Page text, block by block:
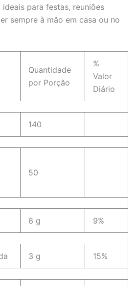
ideais para festas, reuniões
sempre à mão em casa ou no
Quantidade
por Porção
%
Valor
Diário
140
50
6 g 9%
3 g 15%